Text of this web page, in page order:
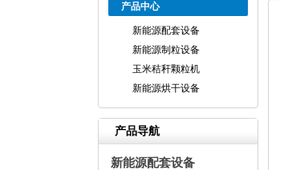
产品中心
新能源配套设备
新能源制粒设备
玉米秸秆颗粒机
新能源烘干设备
产品导航
新能源配套设备